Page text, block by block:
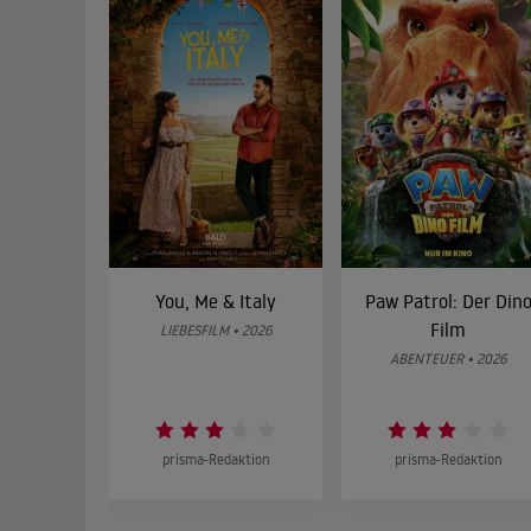
You, Me & Italy
LIEBESFILM • 2026
prisma-Redaktion
Paw Patrol: Der Dino
Film
ABENTEUER • 2026
prisma-Redaktion